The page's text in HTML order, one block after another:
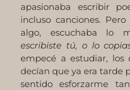
apasionaba escribir
incluso canciones.
algo, escuchaba lo
escribiste tú, o lo
empecé a estudiar, los
decían que ya era tarde
sentido esforzarme